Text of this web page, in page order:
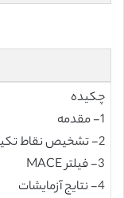
چکیده
1- مقدمه
2- تشخیص نقاط تکین و ارزیابی جهت‌گیری آنها
3- فیلتر MACE
4- نتایج آزمایشات